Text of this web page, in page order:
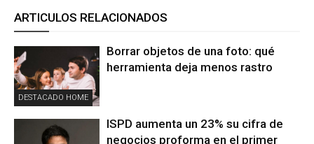
ARTICULOS RELACIONADOS
DESTACADO HOME
Borrar objetos de una foto: qué
herramienta deja menos rastro
ISPD aumenta un 23% su cifra de
negocios proforma en el primer